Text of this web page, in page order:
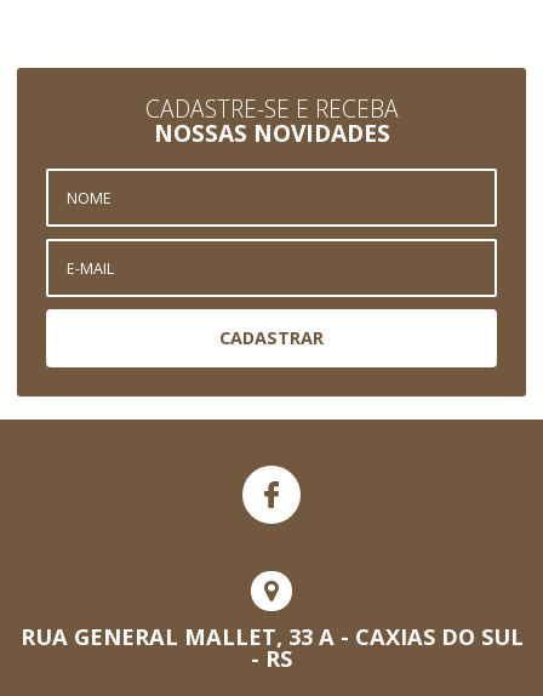
CADASTRE-SE E RECEBA
NOSSAS NOVIDADES
CADASTRAR
RUA GENERAL MALLET, 33 A - CAXIAS DO SUL
- RS